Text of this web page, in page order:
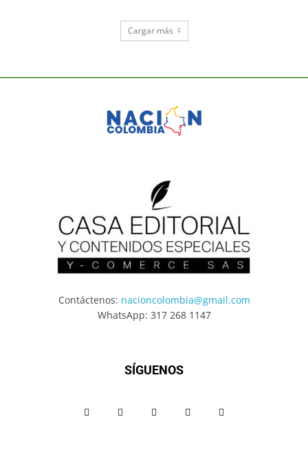
Cargar más
Contáctenos: nacioncolombia@gmail.com
WhatsApp: 317 268 1147
SÍGUENOS